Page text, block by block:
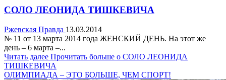
СОЛО ЛЕОНИДА ТИШКЕВИЧА
Ржевская Правда 13.03.2014
№ 11 от 13 марта 2014 года ЖЕНСКИЙ ДЕНЬ. На этот же
день – 6 марта –...
Читать далее Прочитать больше о СОЛО ЛЕОНИДА
ТИШКЕВИЧА
ОЛИМПИАДА – ЭТО БОЛЬШЕ, ЧЕМ СПОРТ!